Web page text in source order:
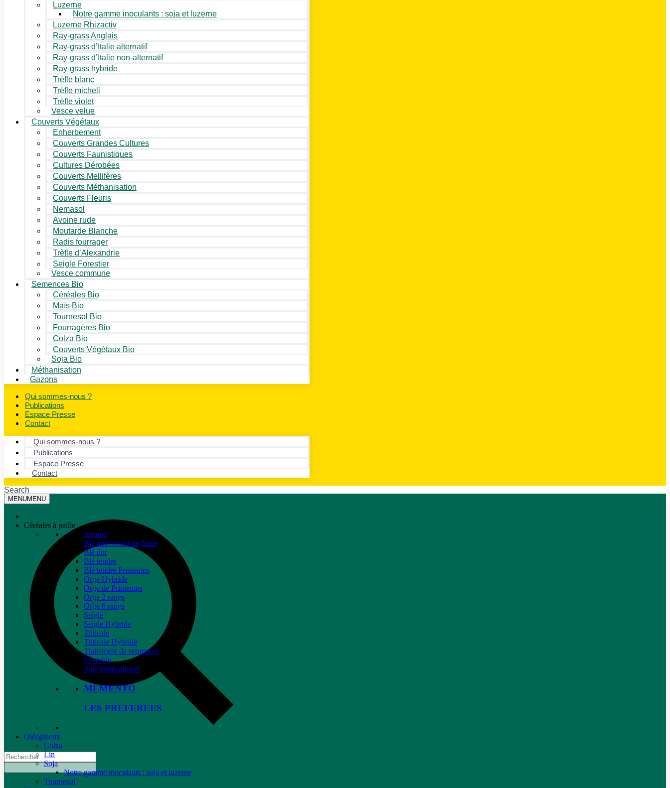
Luzerne
Notre gamme inoculants : soja et luzerne
Luzerne Rhizactiv
Ray-grass Anglais
Ray-grass d’Italie alternatif
Ray-grass d’Italie non-alternatif
Ray-grass hybride
Trèfle blanc
Trèfle micheli
Trèfle violet
Vesce velue
Couverts Végétaux
Enherbement
Couverts Grandes Cultures
Couverts Faunistiques
Cultures Dérobées
Couverts Mellifères
Couverts Méthanisation
Couverts Fleuris
Nemasol
Avoine rude
Moutarde Blanche
Radis fourrager
Trèfle d’Alexandrie
Seigle Forestier
Vesce commune
Semences Bio
Céréales Bio
Maïs Bio
Tournesol Bio
Fourragères Bio
Colza Bio
Couverts Végétaux Bio
Soja Bio
Méthanisation
Gazons
Qui sommes-nous ?
Publications
Espace Presse
Contact
Qui sommes-nous ?
Publications
Espace Presse
Contact
Search
MENUMENU
Céréales à paille
Avoine
Blé améliorant de force
Blé dur
Blé tendre
Blé tendre Printemps
Orge Hybride
Orge de Printemps
Orge 2 rangs
Orge 6 rangs
Seigle
Seigle Hybride
Triticale
Triticale Hybride
Traitement de semences
Féverole
Pois protéagineux
MEMENTO
LES PREFEREES
Oléagineux
Colza
Lin
Soja
Notre gamme inoculants : soja et luzerne
Tournesol